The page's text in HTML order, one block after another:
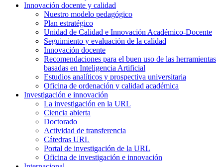
Innovación docente y calidad
Nuestro modelo pedagógico
Plan estratégico
Unidad de Calidad e Innovación Académico-Docente
Seguimiento y evaluación de la calidad
Innovación docente
Recomendaciones para el buen uso de las herramientas
basadas en Inteligencia Artificial
Estudios analíticos y prospectiva universitaria
Oficina de ordenación y calidad académica
Investigación e innovación
La investigación en la URL
Ciencia abierta
Doctorado
Actividad de transferencia
Cátedras URL
Portal de investigación de la URL
Oficina de investigación e innovación